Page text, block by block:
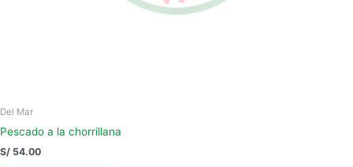
Del Mar
Pescado a la chorrillana
S/ 54.00